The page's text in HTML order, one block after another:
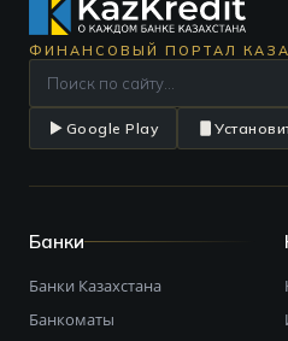
ФИНАНСОВЫЙ ПОРТАЛ
Google Play
Банки
Банки Казахстана
Банкоматы